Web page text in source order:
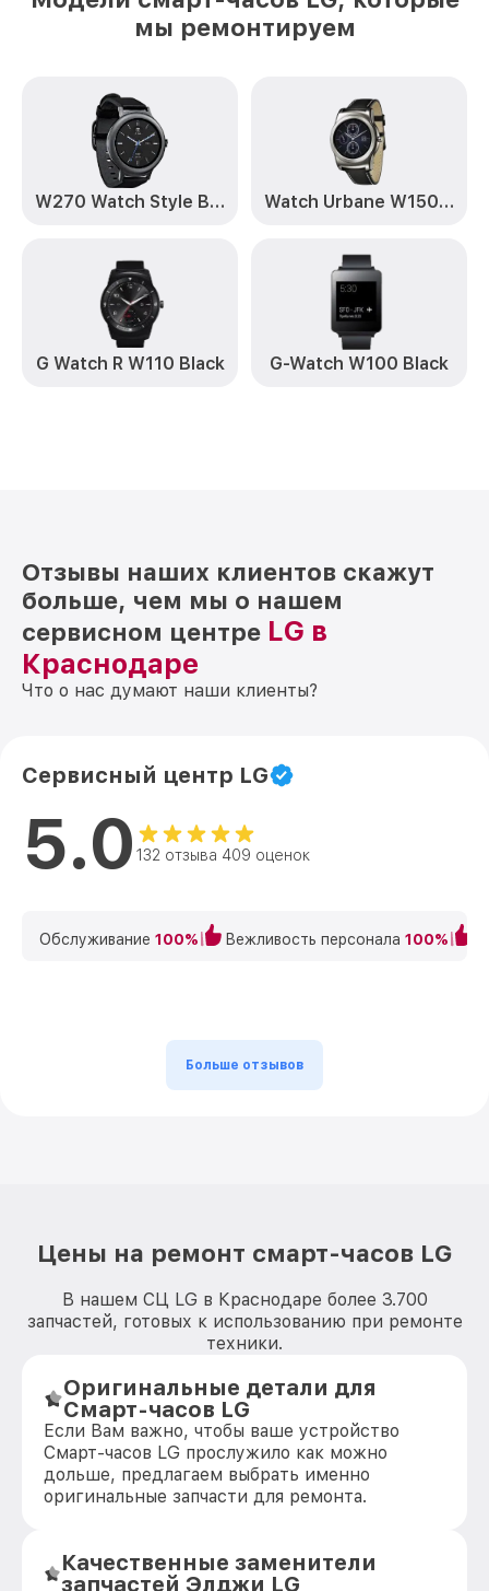
мы ремонтируем
W270 Watch Style Black Watch Urbane W150 Silver
G Watch R W110 Black G-Watch W100 Black
Отзывы наших клиентов скажут
больше, чем мы о нашем
сервисном центре LG в
Краснодаре
Что о нас думают наши клиенты?
Сервисный центр LG
5.0 132 отзыва 409 оценок
Обслуживание 100% Вежливость персонала 100%
Больше отзывов
Цены на ремонт смарт-часов LG
В нашем СЦ LG в Краснодаре более 3.700
запчастей, готовых к использованию при ремонте
техники.
Оригинальные детали для
Смарт-часов LG
Если Вам важно, чтобы ваше устройство
Смарт-часов LG прослужило как можно
дольше, предлагаем выбрать именно
оригинальные запчасти для ремонта.
Качественные заменители
запчастей Элджи LG